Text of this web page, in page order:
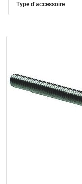
Type d’accessoire